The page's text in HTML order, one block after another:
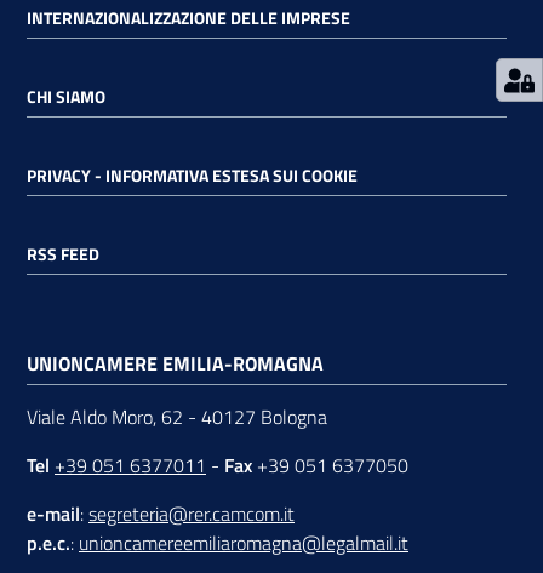
INTERNAZIONALIZZAZIONE DELLE IMPRESE
CHI SIAMO
PRIVACY - INFORMATIVA ESTESA SUI COOKIE
RSS FEED
UNIONCAMERE EMILIA-ROMAGNA
Viale Aldo Moro, 62 - 40127 Bologna
Tel +39 051 6377011 - Fax +39 051 6377050
e-mail:segreteria@rer.camcom.it
p.e.c.: unioncamereemiliaromagna@legalmail.it